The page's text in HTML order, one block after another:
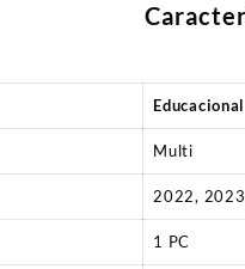
Educacional
Multi
2022,
1 PC